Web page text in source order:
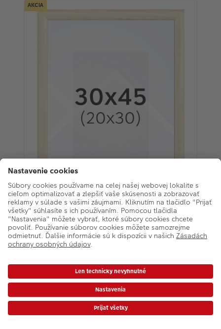
AKCIA
Hama PHOENIX - fotorámik
30x45 Prírodná | Drevo